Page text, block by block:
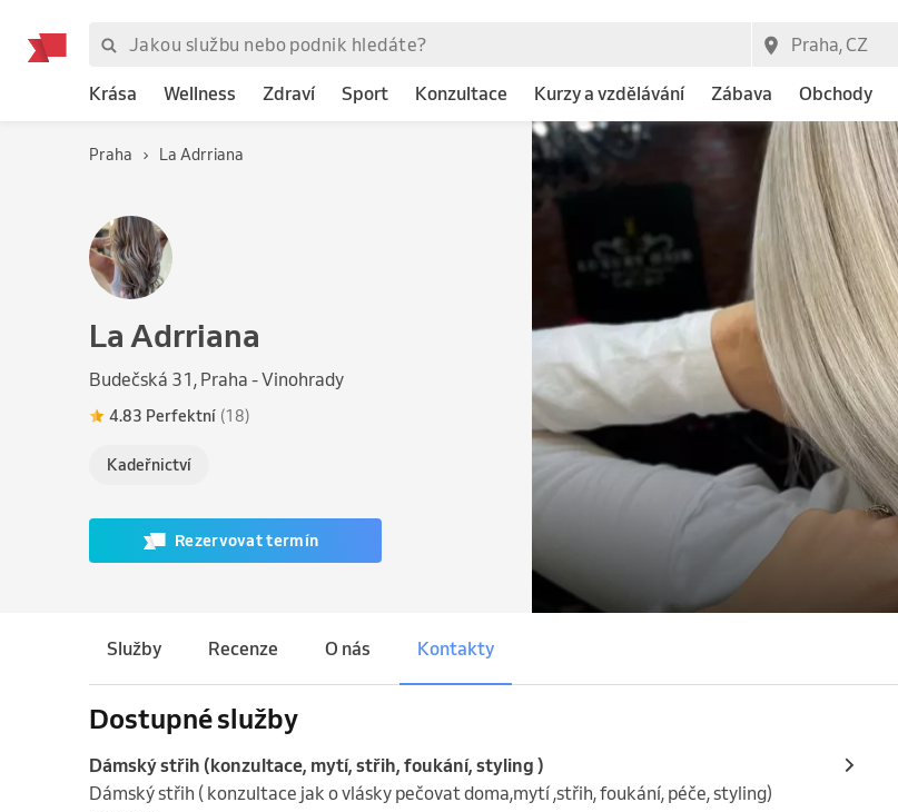
Krása Wellness Zdraví Sport Konzultace Kurzy a vzdělávání Zábava Obchody
Praha La Adrriana
La Adrriana
Budečská 31, Praha - Vinohrady
4.83 Perfektní (18)
Kadeřnictví
Rezervovat termín
Služby Recenze O nás Kontakty
Dostupné služby
Dámský střih (konzultace, mytí, střih, foukání, styling )
Dámský střih ( konzultace jak o vlásky pečovat doma,mytí ,střih, foukání, péče, styling)